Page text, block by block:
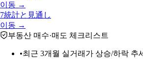
이동 →
7統計と見通し
이동 →
부동산 매수·매도 체크리스트
•최근 3개월 실거래가 상승/하락 추